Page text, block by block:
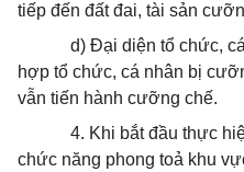
tiếp đến đất đai, tài sản
d) Đại diện tổ chức,
hợp tổ chức, cá nhân bị
vẫn tiến hành cưỡng chế.
4. Khi bắt đầu thực
chức năng phong toả khu